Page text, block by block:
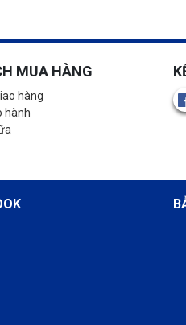
MUA HÀNG
hàng
hành